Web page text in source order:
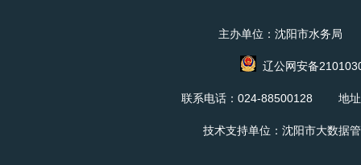
主办单位：沈阳市水务
辽公网安备
联系电话：024-88500128 地
技术支持单位：沈阳市大数据